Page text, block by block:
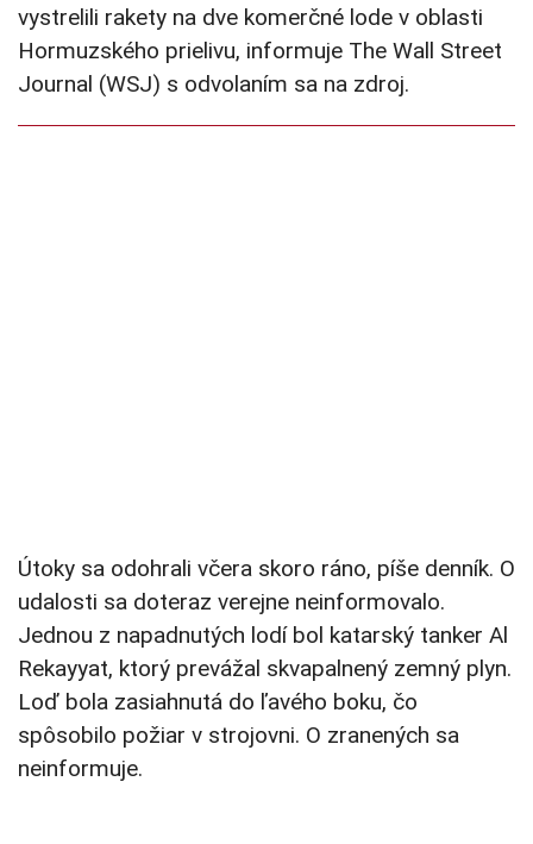
vystrelili rakety na dve komerčné lode v oblasti
Hormuzského prielivu, informuje The Wall Street
Journal (WSJ) s odvolaním sa na zdroj.
Útoky sa odohrali včera skoro ráno, píše denník. O
udalosti sa doteraz verejne neinformovalo.
Jednou z napadnutých lodí bol katarský tanker Al
Rekayyat, ktorý prevážal skvapalnený zemný plyn.
Loď bola zasiahnutá do ľavého boku, čo
spôsobilo požiar v strojovni. O zranených sa
neinformuje.